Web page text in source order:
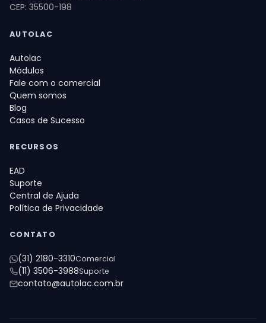
CEP: 35500-198
AUTOLAC
Autolac
Módulos
Fale com o comercial
Quem somos
Blog
Casos de Sucesso
RECURSOS
EAD
Suporte
Central de Ajuda
Política de Privacidade
CONTATO
(31) 2180-3310Comercial
(11) 3506-3988Suporte
contato@autolac.com.br